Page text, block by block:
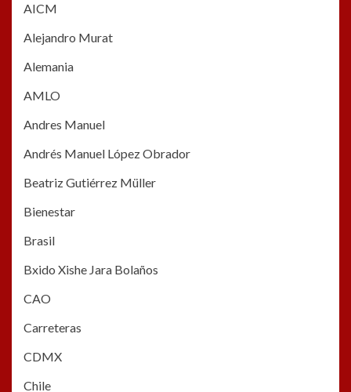
AICM
Alejandro Murat
Alemania
AMLO
Andres Manuel
Andrés Manuel López Obrador
Beatriz Gutiérrez Müller
Bienestar
Brasil
Bxido Xishe Jara Bolaños
CAO
Carreteras
CDMX
Chile